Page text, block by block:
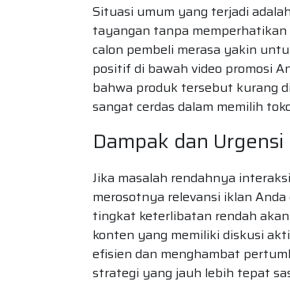
Situasi umum yang terjadi
tayangan tanpa
calon pembeli merasa yakin
positif di bawah video promosi
bahwa produk tersebut kurang
sangat cerdas dalam memilih
Dampak dan
Jika masalah rendahnya
merosotnya relevansi iklan
tingkat keterlibatan rendah
konten yang memiliki diskusi
efisien dan menghambat
strategi yang jauh lebih tepat